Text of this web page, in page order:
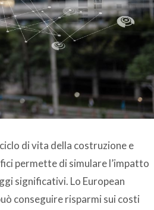
di vita della costruzione e
permette di simulare l’impatto
significativi. Lo European
conseguire risparmi sui costi